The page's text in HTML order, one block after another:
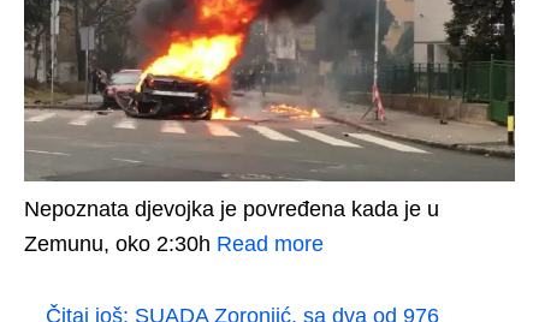
Nepoznata djevojka je povređena kada je u
Zemunu, oko 2:30h Read more
Čitaj još: SUADA Zoronjić, sa dva od 976